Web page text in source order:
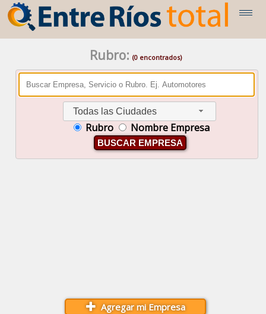
Rubro: (0 encontrados)
Todas las Ciudades
Rubro Nombre Empresa
BUSCAR EMPRESA
Agregar mi Empresa